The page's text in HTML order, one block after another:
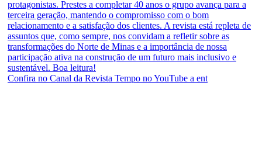
Confira no Canal da Revista Tempo no YouTube a ent